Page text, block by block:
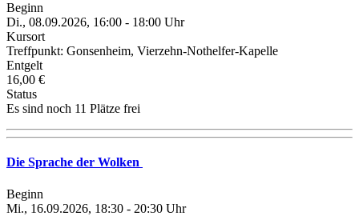
Beginn
Di., 08.09.2026, 16:00 - 18:00 Uhr
Kursort
Treffpunkt: Gonsenheim, Vierzehn-Nothelfer-Kapelle
Entgelt
16,00 €
Status
Es sind noch 11 Plätze frei
Die Sprache der Wolken
Beginn
Mi., 16.09.2026, 18:30 - 20:30 Uhr